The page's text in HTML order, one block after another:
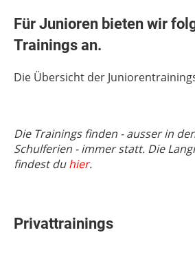
FürJunioren bieten wir
Trainings an.
Die Übersicht der
Die Trainings finden - ausser in
Schulferien - immer statt. Die
findest duhier.
Privattrainings